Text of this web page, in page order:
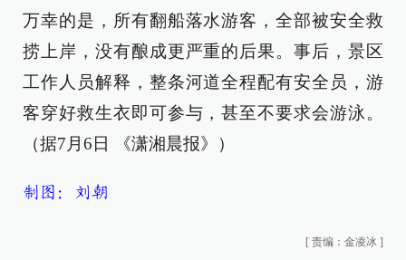
万幸的是，所有翻船落水游客，全部被安全救
捞上岸，没有酿成更严重的后果。事后，景区
工作人员解释，整条河道全程配有安全员，游
客穿好救生衣即可参与，甚至不要求会游泳。
（据7月6日 《潇湘晨报》）
制图：刘朝
[ 责编：金凌冰 ]